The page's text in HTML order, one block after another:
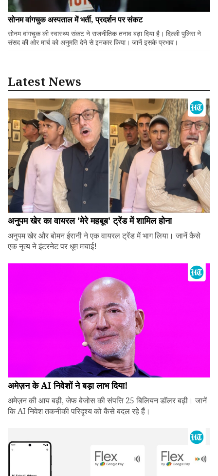
सोनम वांगचुक अस्पताल में भर्ती, प्रदर्शन पर संकट
सोनम वांगचुक की स्वास्थ्य संकट ने राजनीतिक तनाव बढ़ा दिया है। दिल्ली पुलिस ने
संसद की ओर मार्च को अनुमति देने से इनकार किया। जानें इसके प्रभाव।
Latest News
अनुपम खेर का वायरल 'मेरे महबूब' ट्रेंड में शामिल होना
अनुपम खेर और बोमन ईरानी ने एक वायरल ट्रेंड में भाग लिया। जानें कैसे
एक नृत्य ने इंटरनेट पर धूम मचाई!
अमेज़न के AI निवेशों ने बड़ा लाभ दिया!
अमेज़न की आय बढ़ी, जेफ बेजोस की संपत्ति 25 बिलियन डॉलर बढ़ी। जानें
कि AI निवेश तकनीकी परिदृश्य को कैसे बदल रहे हैं।